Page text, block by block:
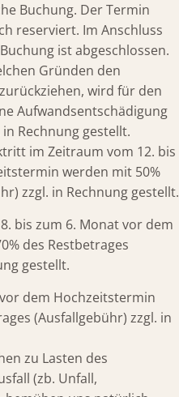
Buchung. Der Termin
reserviert. Im Anschluss
ist abgeschlossen.
Gründen den
wird für den
Aufwandsentschädigung
Rechnung gestellt.
im Zeitraum vom 12. bis
werden mit 50%
zzgl. in Rechnung gestellt.
bis zum 6. Monat vor dem
des Restbetrages
gestellt.
dem Hochzeitstermin
(Ausfallgebühr) zzgl. in
zu Lasten des
(zb. Unfall,